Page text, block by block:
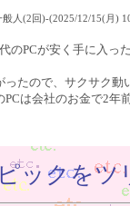
般人(2回)-(2025/12/15(月)
のPCが安く手に入っ
ったので、サクサク動
PCは会社のお金で2
ックをツ